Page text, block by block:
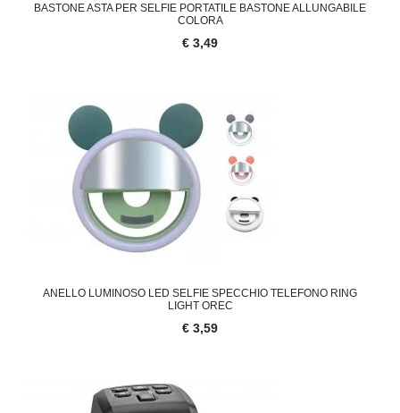
BASTONE ASTA PER SELFIE PORTATILE BASTONE ALLUNGABILE
COLORA
€ 3,49
ANELLO LUMINOSO LED SELFIE SPECCHIO TELEFONO RING
LIGHT OREC
€ 3,59